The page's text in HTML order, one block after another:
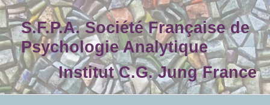
Skip
to
contentS.F.P.A. Société Française de
Psychologie Analytique
Institut C.G. Jung France